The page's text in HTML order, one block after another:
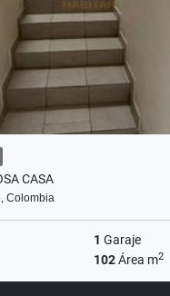
CASA
Colombia
1 Garaje
102Área m2